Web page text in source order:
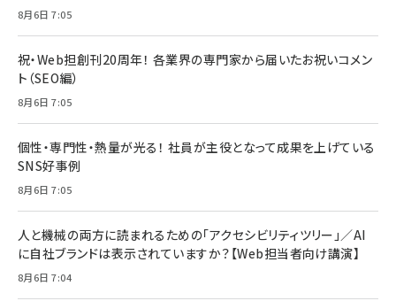
8月6日 7:05
祝・Web担創刊20周年！ 各業界の専門家から届いたお祝いコメン
ト（SEO編）
8月6日 7:05
個性・専門性・熱量が光る！ 社員が主役となって成果を上げている
SNS好事例
8月6日 7:05
人と機械の両方に読まれるための「アクセシビリティツリー」／AI
に自社ブランドは表示されていますか？【Web担当者向け講演】
8月6日 7:04